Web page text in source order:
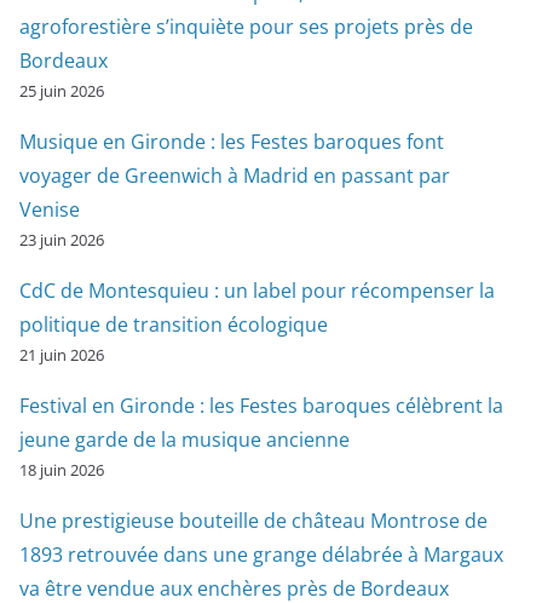
agroforestière s’inquiète pour ses projets près de
Bordeaux
25 juin 2026
Musique en Gironde : les Festes baroques font
voyager de Greenwich à Madrid en passant par
Venise
23 juin 2026
CdC de Montesquieu : un label pour récompenser la
politique de transition écologique
21 juin 2026
Festival en Gironde : les Festes baroques célèbrent la
jeune garde de la musique ancienne
18 juin 2026
Une prestigieuse bouteille de château Montrose de
1893 retrouvée dans une grange délabrée à Margaux
va être vendue aux enchères près de Bordeaux